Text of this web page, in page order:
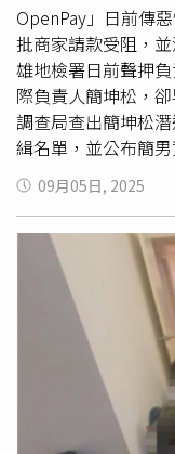
犯，並不排除擴大
OpenPay」日前傳
批商家請款受阻，
雄地檢署日前聲押
際負責人簡坤松，
調查局查出簡坤松
緝名單，並公布簡
Taiwan OpenPay」
經營超過20年，
ATM、超商條碼等
直播主使用，由於
門檻相對低。但今
用、帳款未入帳，
現早已人去樓空，
「台灣里」負責人
85家人頭公司做為
司第三方支付代理
來源款項，先行撥
09月05日, 2025